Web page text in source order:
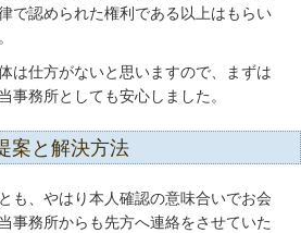
で認められた権利である以上はもらい
は仕方がないと思いますので、まずは
事務所としても安心しました。
案と解決方法
も、やはり本人確認の意味合いでお会
事務所からも先方へ連絡をさせていた